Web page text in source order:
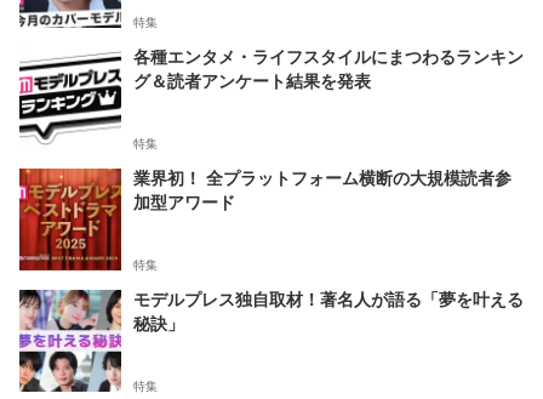
特集
各種エンタメ・ライフスタイルにまつわるランキン
グ＆読者アンケート結果を発表
特集
業界初！ 全プラットフォーム横断の大規模読者参
加型アワード
特集
モデルプレス独自取材！著名人が語る「夢を叶える
秘訣」
特集